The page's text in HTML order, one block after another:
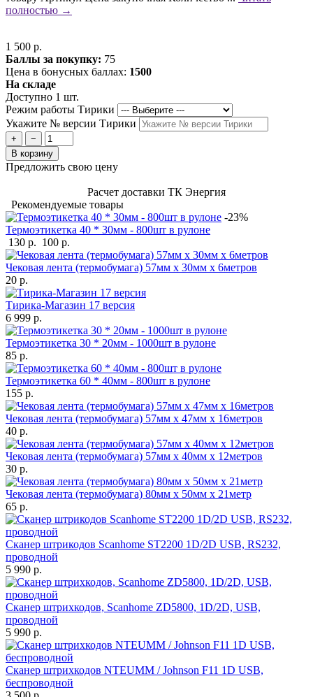
полностью →
1 500 р.
Баллы за покупку: 75
Цена в бонусных баллах: 1500
На складе
Доступно 1 шт.
Режим работы Тирики
Укажите № версии Тирики
+
−
В корзину
Предложить свою цену
Расчет доставки ТК Энергия
Рекомендуемые товары
-23%
Термоэтикетка 40 * 30мм - 800шт в рулоне
130 р. 100 р.
Чековая лента (термобумага) 57мм x 30мм х 6метров
20 р.
Тирика-Магазин 17 версия
6 999 р.
Термоэтикетка 30 * 20мм - 1000шт в рулоне
85 р.
Термоэтикетка 60 * 40мм - 800шт в рулоне
155 р.
Чековая лента (термобумага) 57мм x 47мм х 16метров
40 р.
Чековая лента (термобумага) 57мм x 40мм х 12метров
30 р.
Чековая лента (термобумага) 80мм x 50мм х 21метр
65 р.
Сканер штрикодов Scanhome ST2200 1D/2D USB, RS232,
проводной
5 990 р.
Сканер штрихкодов, Scanhome ZD5800, 1D/2D, USB,
проводной
5 990 р.
Сканер штрихкодов NTEUMM / Johnson F11 1D USB,
беспроводной